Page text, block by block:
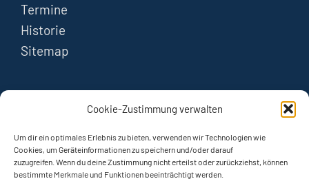
Cookie-Zustimmung verwalten
Um dir ein optimales Erlebnis zu bieten, verwenden wir Technologien wie
Cookies, um Geräteinformationen zu speichern und/oder darauf
zuzugreifen. Wenn du deine Zustimmung nicht erteilst oder zurückziehst, können
bestimmte Merkmale und Funktionen beeinträchtigt werden.
Termine
Historie
Sitemap
Instagram
YouTube